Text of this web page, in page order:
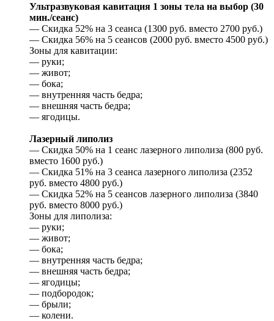
Ультразвуковая кавитация 1 зоны тела на выбор (30
мин./сеанс)
— Скидка 52% на 3 сеанса (1300 руб. вместо 2700 руб.)
— Скидка 56% на 5 сеансов (2000 руб. вместо 4500 руб.)
Зоны для кавитации:
— руки;
— живот;
— бока;
— внутренняя часть бедра;
— внешняя часть бедра;
— ягодицы.
Лазерный липолиз
— Скидка 50% на 1 сеанс лазерного липолиза (800 руб.
вместо 1600 руб.)
— Скидка 51% на 3 сеанса лазерного липолиза (2352
руб. вместо 4800 руб.)
— Скидка 52% на 5 сеансов лазерного липолиза (3840
руб. вместо 8000 руб.)
Зоны для липолиза:
— руки;
— живот;
— бока;
— внутренняя часть бедра;
— внешняя часть бедра;
— ягодицы;
— подбородок;
— брыли;
— колени.